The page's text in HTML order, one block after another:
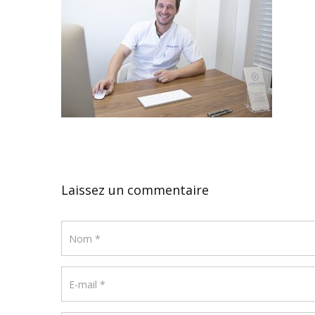
Laissez un commentaire